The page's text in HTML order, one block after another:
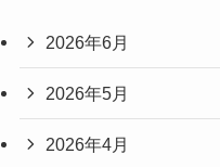
2026年6月
2026年5月
2026年4月